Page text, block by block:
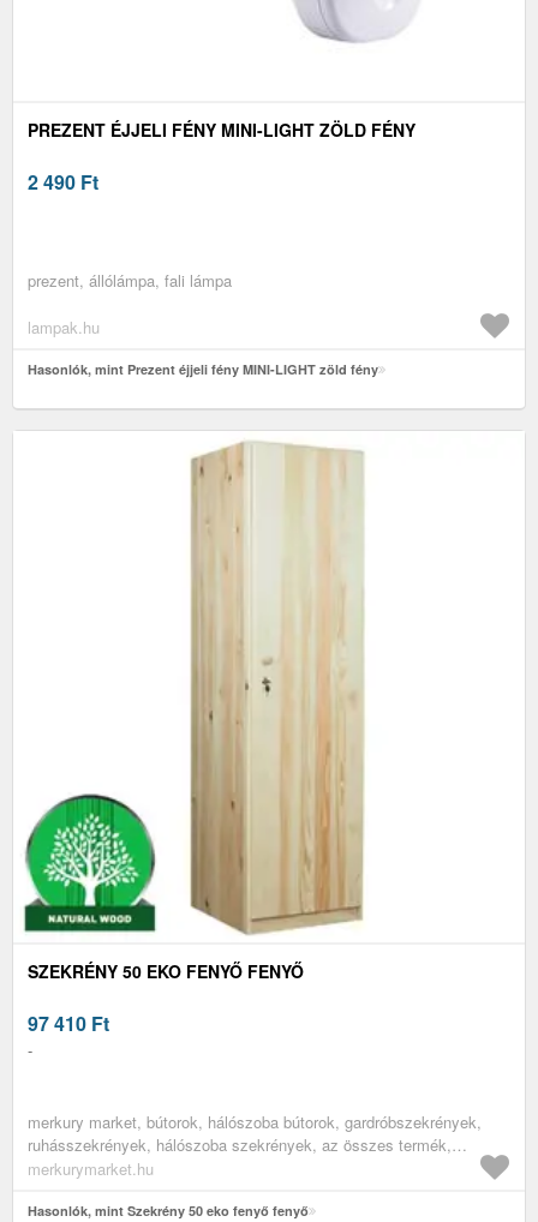
PREZENT ÉJJELI FÉNY MINI-LIGHT ZÖLD FÉNY
2 490 Ft
prezent, állólámpa, fali lámpa
lampak.hu
Hasonlók, mint Prezent éjjeli fény MINI-LIGHT zöld fény
SZEKRÉNY 50 EKO FENYŐ FENYŐ
97 410 Ft
-
merkury market, bútorok, hálószoba bútorok, gardróbszekrények,
ruhásszekrények, hálószoba szekrények, az összes termék,
fenyőbútorok, fenyő szekrények, szekrények, fa bútorok, fa
merkurymarket.hu
Hasonlók, mint Szekrény 50 eko fenyő fenyő